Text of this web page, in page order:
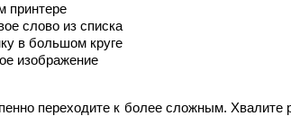
принтере
слово из списка
в большом круге
изображение
переходите к более сложным. Хвалите